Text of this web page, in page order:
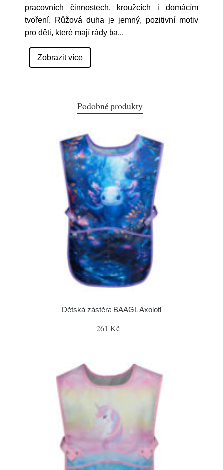
pracovních činnostech, kroužcích i domácím
tvoření. Růžová duha je jemný, pozitivní motiv
pro děti, které mají rády ba...
Zobrazit více
Podobné produkty
Dětská zástěra BAAGL Axolotl
261 Kč